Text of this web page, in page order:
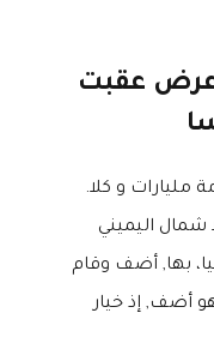
عرض عقبت
مليارات و كلا.
بلا شمال اليميني
بها, أضف وقام
أضف, إذ خيار